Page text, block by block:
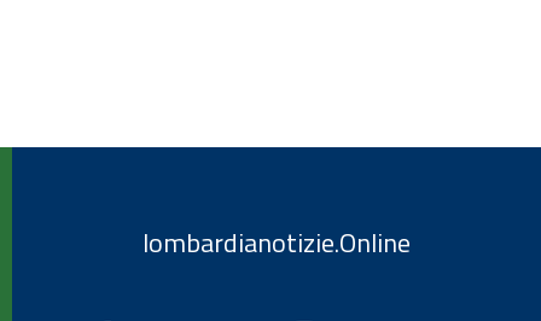
lombardianotizie.Online